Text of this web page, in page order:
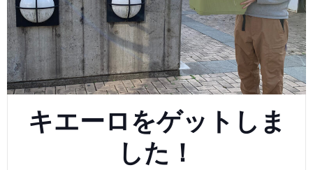
キエーロをゲットしま
した！